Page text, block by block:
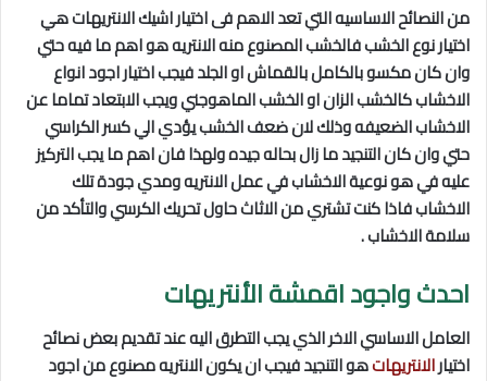
من النصائح الاساسيه التي تعد الاهم فى اختيار اشيك الانتريهات هي
اختيار نوع الخشب فالخشب المصنوع منه الانتريه هو اهم ما فيه حتي
وان كان مكسو بالكامل بالقماش او الجلد فيجب اختيار اجود انواع
الاخشاب كالخشب الزان او الخشب الماهوجني ويجب الابتعاد تماما عن
الاخشاب الضعيفه وذلك لان ضعف الخشب يؤدي الي كسر الكراسي
حتي وان كان التنجيد ما زال بحاله جيده ولهذا فان اهم ما يجب التركيز
عليه في هو نوعية الاخشاب في عمل الانتريه ومدي جودة تلك
الاخشاب فاذا كنت تشتري من الاثاث حاول تحريك الكرسي والتأكد من
سلامة الاخشاب .
احدث واجود اقمشة الأنتريهات
العامل الاساسي الاخر الذي يجب التطرق اليه عند تقديم بعض نصائح
اختيارالانتريهاتهو التنجيد فيجب ان يكون الانتريه مصنوع من اجود